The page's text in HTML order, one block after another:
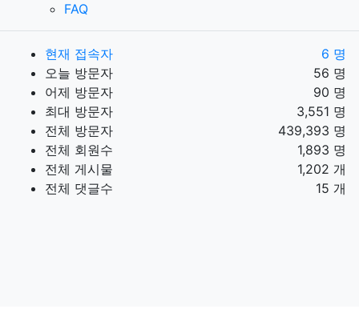
FAQ
현재 접속자
6 명
오늘 방문자
56 명
어제 방문자
90 명
최대 방문자
3,551 명
전체 방문자
439,393 명
전체 회원수
1,893 명
전체 게시물
1,202 개
전체 댓글수
15 개